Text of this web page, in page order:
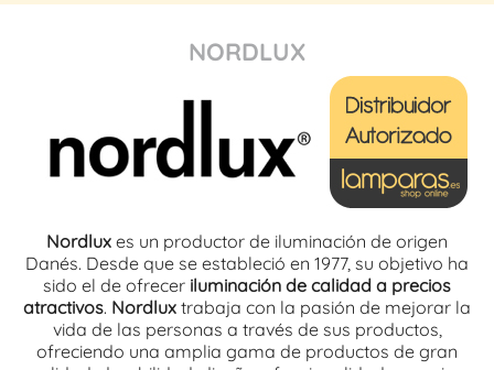
NORDLUX
Nordlux es un productor de iluminación de origen
Danés. Desde que se estableció en 1977, su objetivo ha
sido el de ofrecer iluminación de calidad a precios
atractivos. Nordlux trabaja con la pasión de mejorar la
vida de las personas a través de sus productos,
ofreciendo una amplia gama de productos de gran